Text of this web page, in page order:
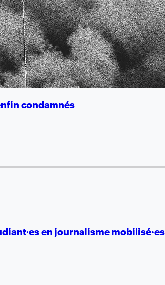
condamnés
en journalisme mobilisé·es